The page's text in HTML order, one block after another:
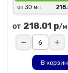
от 30 мп
от 218.01 р/
В